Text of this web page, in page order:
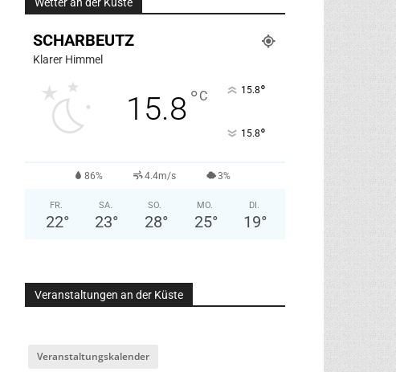
SCHARBEUTZ
Klarer Himmel
15.8°C 15.8°
15.8°
86% 4.4m/s 3%
FR.
22°
SA.
23°
SO.
28°
MO.
25°
DI.
19°
Veranstaltungen an der Küste
Veranstaltungskalender